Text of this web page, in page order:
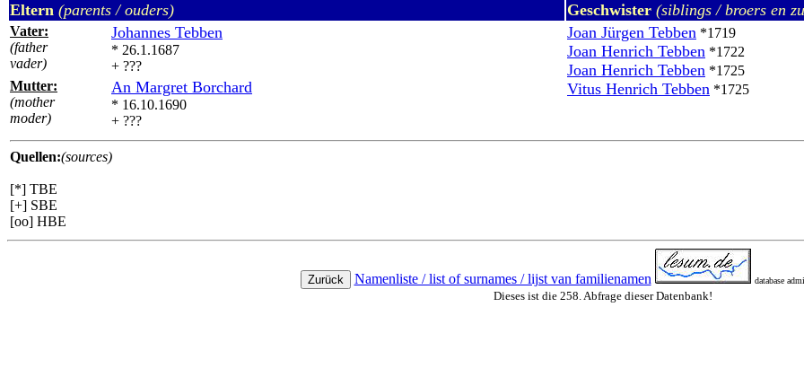
Eltern (parents / ouders) Geschwister (siblings / broers en
Vater:
(father
vader)
Johannes Tebben
* 26.1.1687
+ ???
Joan Jürgen Tebben *1719
Joan Henrich Tebben *1722
Joan Henrich Tebben *1725
Vitus Henrich Tebben *1725
Mutter:
(mother
moder)
An Margret Borchard
* 16.10.1690
+ ???
Quellen:(sources)
[*] TBE
[+] SBE
[oo] HBE
Namenliste / list of surnames / lijst van familienamen database
Dieses ist die 258. Abfrage dieser Datenbank!